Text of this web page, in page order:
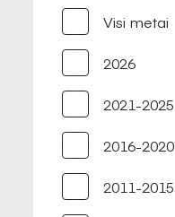
Visi metai
2026
2021-2025
2016-2020
2011-2015